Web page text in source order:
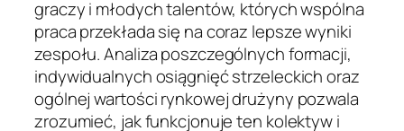
graczy i młodych talentów, których wspólna
praca przekłada się na coraz lepsze wyniki
zespołu. Analiza poszczególnych formacji,
indywidualnych osiągnięć strzeleckich oraz
ogólnej wartości rynkowej drużyny pozwala
zrozumieć, jak funkcjonuje ten kolektyw i